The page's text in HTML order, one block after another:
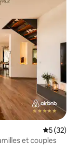
5 (32)
et couples